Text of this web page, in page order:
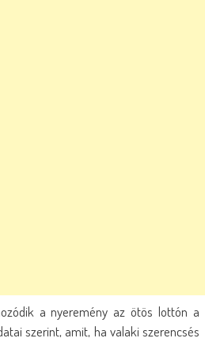
a nyeremény az ötös lottón a
szerint, amit, ha valaki szerencsés